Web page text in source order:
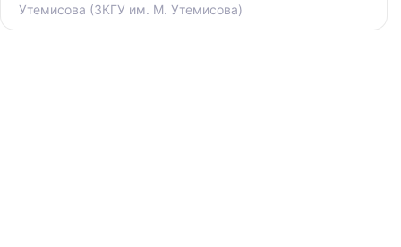
Утемисова (ЗКГУ им. М. Утемисова)